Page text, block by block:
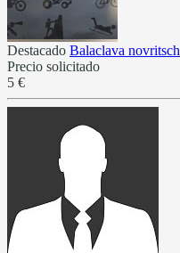
Destacado Balaclava novritsch
Precio solicitado
5 €